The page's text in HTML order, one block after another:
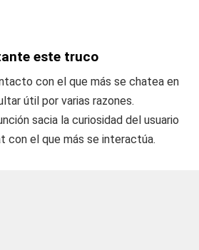
este truco
con el que más se chatea en
útil por varias razones.
sacia la curiosidad del usuario
con el que más se interactúa.